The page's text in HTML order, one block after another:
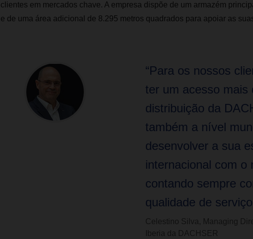
clientes em mercados chave. A empresa dispõe de um armazém
e de uma área adicional de 8.295 metros quadrados para apoiar as
“Para os nossos
ter um acesso mais
distribuição da
também a nível
desenvolver a sua
internacional com o
contando sempre
qualidade de
Celestino Silva, Managing
Iberia da DACHSER